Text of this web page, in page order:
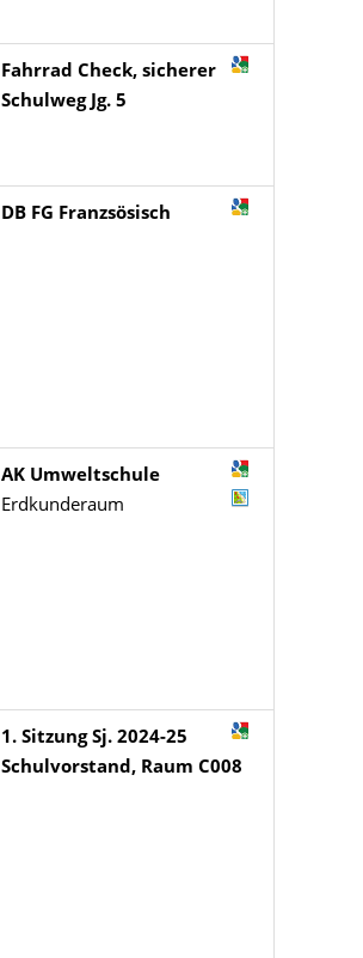
Fahrrad Check, sicherer
Schulweg Jg. 5
DB FG Franzsösisch
AK Umweltschule
Erdkunderaum
1. Sitzung Sj. 2024-25
Schulvorstand, Raum C008